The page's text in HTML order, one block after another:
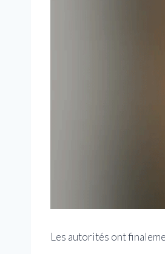
Les autorités ont